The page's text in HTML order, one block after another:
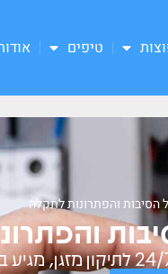
טיפים
הסיבות והפתרונות לתקלה